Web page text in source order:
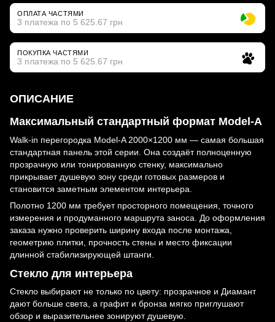
ОПЛАТА ЧАСТЯМИ
3 платежа по 5 625.67 грн
ПОКУПКА ЧАСТЯМИ
3 платежа по 5 625.67 грн
ОПИСАНИЕ
Максимальный стандартный формат Model-A
Walk-in перегородка Model-A 2000×1200 мм — самая большая
стандартная панель этой серии. Она создаёт полноценную
прозрачную или тонированную стенку, максимально
прикрывает душевую зону среди готовых размеров и
становится заметным элементом интерьера.
Полотно 1200 мм требует просторного помещения, точного
измерения и продуманного маршрута заноса. До оформления
заказа нужно проверить ширину входа после монтажа,
геометрию плитки, прочность стены и место фиксации
длинной стабилизирующей штанги.
Стекло для интерьера
Стекло выбирают не только по цвету: прозрачное и Диамант
дают больше света, а графит и бронза мягко приглушают
обзор и выразительнее зонируют душевую.